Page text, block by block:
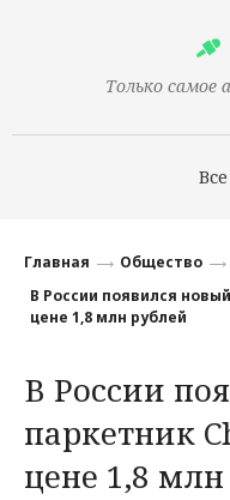
Только самое
Финансы
Наука
Культура
Общество
Главная
Общество
В России появился
цене 1,8 млн рублей
В России
паркетник
цене 1,8